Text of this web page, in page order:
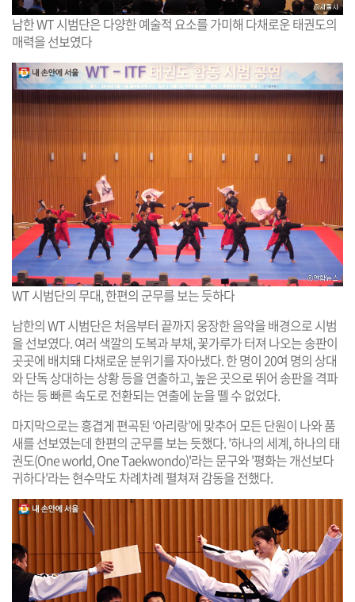
남한 WT 시범단은 다양한 예술적 요소를 가미해 다채로운 태권도의
매력을 선보였다
WT 시범단의 무대, 한편의 군무를 보는 듯하다
남한의 WT 시범단은 처음부터 끝까지 웅장한 음악을 배경으로 시범
을 선보였다. 여러 색깔의 도복과 부채, 꽃가루가 터져 나오는 송판이
곳곳에 배치돼 다채로운 분위기를 자아냈다. 한 명이 20여 명의 상대
와 단독 상대하는 상황 등을 연출하고, 높은 곳으로 뛰어 송판을 격파
하는 등 빠른 속도로 전환되는 연출에 눈을 뗄 수 없었다.
마지막으로는 흥겹게 편곡된 ‘아리랑’에 맞추어 모든 단원이 나와 품
새를 선보였는데 한편의 군무를 보는 듯했다. '하나의 세계, 하나의 태
권도(One world, One Taekwondo)'라는 문구와 '평화는 개선보다
귀하다'라는 현수막도 차례차례 펼쳐져 감동을 전했다.